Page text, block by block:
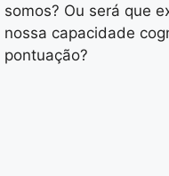
somos? Ou será que
nossa capacidade
pontuação?